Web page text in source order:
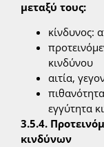
μεταξύ τους:
κίνδυνος:
κινδύνου
αιτία,
εγγύτητα
3.5.4.
κινδύνων